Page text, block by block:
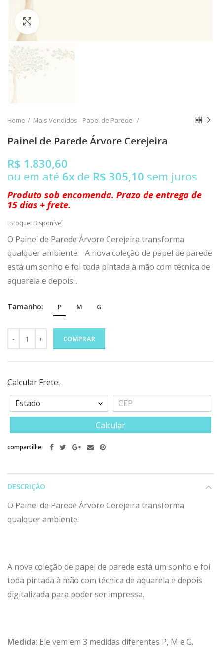
Home Mais Vendidos - Papel de Parede
Painel de Parede Árvore Cerejeira
R$ 1.830,60
ou em até 6x de R$ 305,10 sem juros
Produto sob encomenda. Prazo de entrega de
15 dias + frete.
Estoque: Disponível
O Painel de Parede Árvore Cerejeira transforma
qualquer ambiente. A nova coleção de papel de parede
está um sonho e foi toda pintada à mão com técnica de
aquarela e depois...
Tamanho: P M G
COMPRAR
Calcular Frete:
Calcular
compartilhe:
DESCRIÇÃO
O Painel de Parede Árvore Cerejeira transforma
qualquer ambiente.
A nova coleção de papel de parede está um sonho e foi
toda pintada à mão com técnica de aquarela e depois
digitalizada para poder ser impressa.
Medida: Ele vem em 3 medidas diferentes P, M e G.